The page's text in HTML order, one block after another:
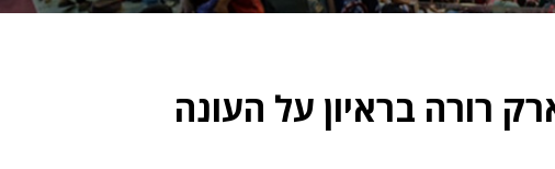
רורה בראיון על העונה